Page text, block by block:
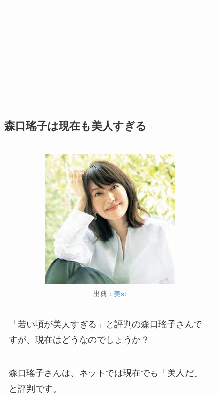
森口瑤子は現在も美人すぎる
出典： 美st
「若い頃が美人すぎる」と評判の森口瑤子さんで
すが、現在はどうなのでしょうか？
森口瑤子さんは、ネットでは現在でも「美人だ」
と評判です。